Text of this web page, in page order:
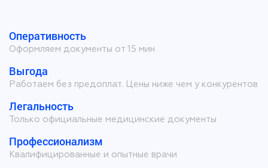
Оперативность
Оформляем документы от 15 мин
Выгода
Работаем без предоплат. Цены ниже чем у конкурентов
Легальность
Только официальные медицинские документы
Профессионализм
Квалифицированные и опытные врачи